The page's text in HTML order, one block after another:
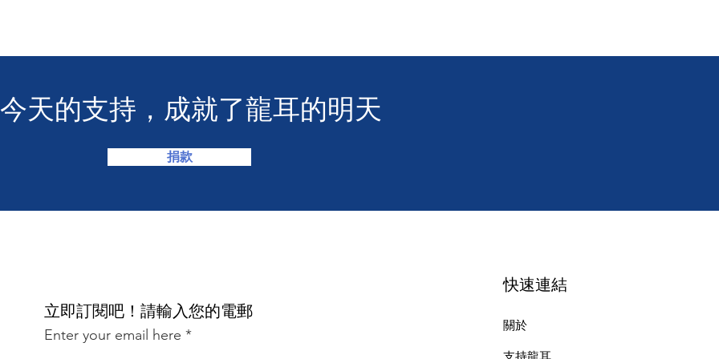
天的支持，成就了龍耳的明天
捐款
​立即訂閱吧！請輸入您的電郵
Enter your email here
快速連結
關於